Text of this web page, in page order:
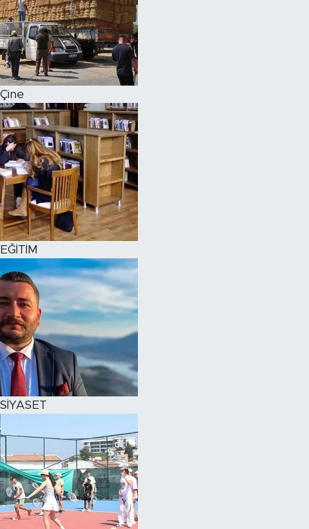
Çine
EĞİTİM
SİYASET